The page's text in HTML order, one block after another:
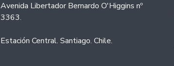
Avenida Libertador Bernardo O'Higgins nº
3363.
Estación Central. Santiago. Chile.